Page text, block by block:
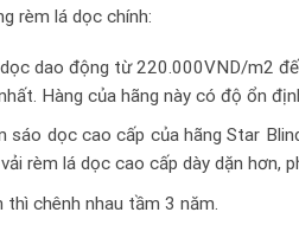
rèm lá dọc chính:
dao động từ 220.000VND/m2
Hàng của hãng này có độ ổn
sáo dọc cao cấp của hãng Star
rèm lá dọc cao cấp dày dặn hơn,
chênh nhau tầm 3 năm.